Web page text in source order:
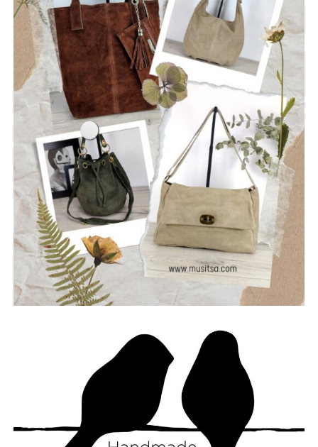
φιλοσοφία τους: να ραγίσουν τις βεβαιότητες, να σπάσουν
τη σιωπή και να αφήσουν το φως να περάσει μέσα από τις
ρωγμές της καθημερινότητας. Με ήχο που ισορροπεί
ανάμεσα στο εναλλακτικό ροκ, τον ελληνικό στίχο και την
ωμή ενέργεια της σκηνής, οι Ρωγμές δημιουργούν
μουσική που μιλά για την κοινωνία, τις εσωτερικές μάχες
και την ανάγκη για αλήθεια.
Μέλη του συγκροτήματος: Ανδρεόπουλος Αντώνης –
Φωνή & Κιθάρα, Σαράντης Δημήτρης – Κιθάρα, Νικολάου
Θωμάς – Μπάσο, Μηλιώνης Γρηγόρης – Τύμπανα.